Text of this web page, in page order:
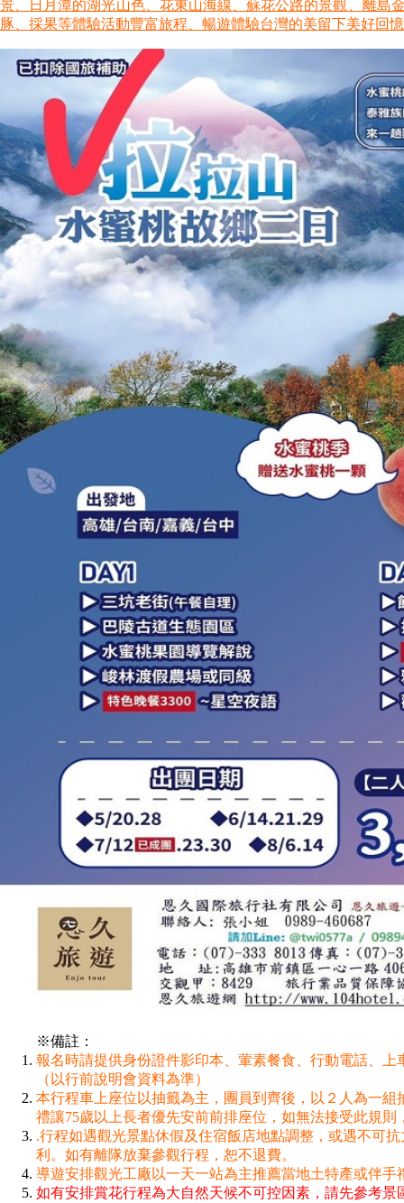
景、日月潭的湖光山色、花東山海線、蘇花公路的景觀、離島
豚、採果等體驗活動豐富旅程、暢遊體驗台灣的美留下美好回憶
※備註：
報名時請提供身份證件影印本、葷素餐食、行動電話、
（以行前說明會資料為準）
本行程車上座位以抽籤為主，團員到齊後，以２人為一
禮讓75歲以上長者優先安前前排座位，如無法接受此規則
.行程如遇觀光景點休假及住宿飯店地點調整，或遇不可
利。如有離隊放棄參觀行程，恕不退費。
導遊安排觀光工廠以一天一站為主推薦當地土特產或伴
如有安排賞花行程為大自然天候不可控因素，請先參考